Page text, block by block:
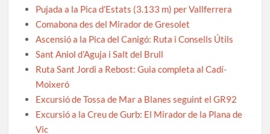
Pujada a la Pica d’Estats (3.133 m) per Vallferrera
Comabona des del Mirador de Gresolet
Ascensió a la Pica del Canigó: Ruta i Consells Útils
Sant Aniol d’Aguja i Salt del Brull
Ruta Sant Jordi a Rebost: Guia completa al Cadí-
Moixeró
Excursió de Tossa de Mar a Blanes seguint el GR92
Excursió a la Creu de Gurb: El Mirador de la Plana de
Vic